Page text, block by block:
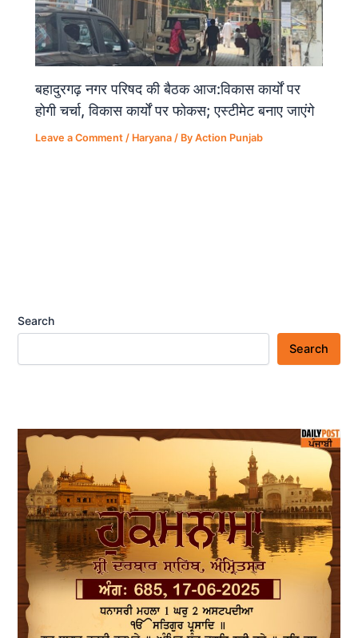
बहादुरगढ़ नगर परिषद की बैठक आज:विकास कार्यों पर
होगी चर्चा, विकास कार्यों पर फोकस; एस्टीमेट बनाए जाएंगे
Leave a Comment / Haryana / ByAction Punjab
Search
Search